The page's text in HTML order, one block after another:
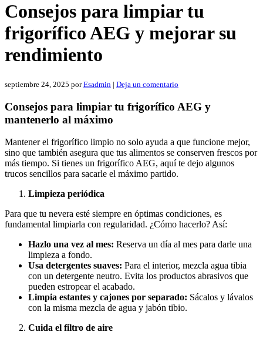
Consejos para limpiar tu
frigorífico AEG y mejorar su
rendimiento
septiembre 24, 2025 porEsadmin | Deja un comentario
Consejos para limpiar tu frigorífico AEG y
mantenerlo al máximo
Mantener el frigorífico limpio no solo ayuda a que funcione mejor,
sino que también asegura que tus alimentos se conserven frescos por
más tiempo. Si tienes un frigorífico AEG, aquí te dejo algunos
trucos sencillos para sacarle el máximo partido.
Limpieza periódica
Para que tu nevera esté siempre en óptimas condiciones, es
fundamental limpiarla con regularidad. ¿Cómo hacerlo? Así:
Hazlo una vez al mes: Reserva un día al mes para darle una
limpieza a fondo.
Usa detergentes suaves: Para el interior, mezcla agua tibia
con un detergente neutro. Evita los productos abrasivos que
pueden estropear el acabado.
Limpia estantes y cajones por separado: Sácalos y lávalos
con la misma mezcla de agua y jabón tibio.
Cuida el filtro de aire